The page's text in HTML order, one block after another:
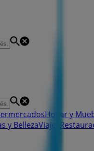
Hogar y
y BellezaViajes